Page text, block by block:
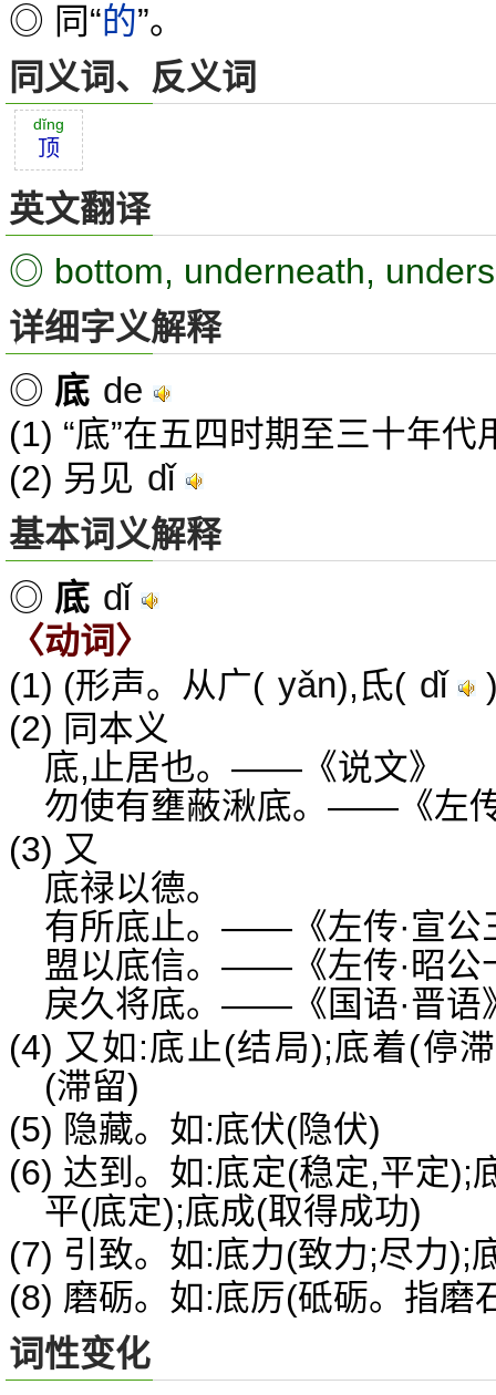
◎ 同“的”。
同义词、反义词
dĭng
顶
英文翻译
◎ bottom, underneath,
详细字义解释
◎ 底 de
(1) “底”在五四时期至三十年
(2) 另见 dǐ
基本词义解释
◎ 底 dǐ
〈动词〉
(1) (形声。从广( yǎn),氐( dǐ
(2) 同本义
底,止居也。——《说文》
勿使有壅蔽湫底。——《左
(3) 又
底禄以德。
有所底止。——《左传·宣公
盟以底信。——《左传·昭公
戾久将底。——《国语·晋语
(4) 又如:底止(结局);底着(停
(滞留)
(5) 隐藏。如:底伏(隐伏)
(6) 达到。如:底定(稳定,平定);
平(底定);底成(取得成功)
(7) 引致。如:底力(致力;尽力);
(8) 磨砺。如:底厉(砥砺。指磨
词性变化